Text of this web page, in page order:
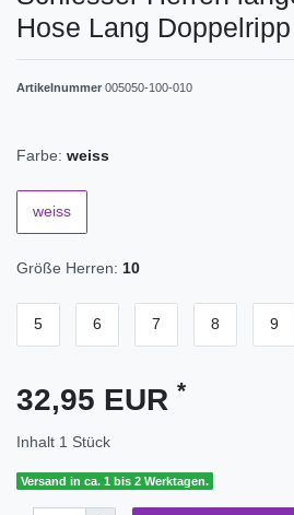
Hose Lang
Artikelnummer 005050-100-010
Farbe: weiss
weiss
Größe Herren: 10
5 6 7 8 9
32,95 EUR *
Inhalt 1 Stück
Versand in ca. 1 bis 2 Werktagen.